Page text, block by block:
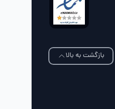
بازگشت به بالا